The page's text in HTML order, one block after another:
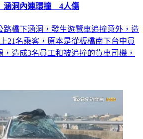
涵洞內連環撞 4人傷
路橋下涵洞，發生遊覽車追撞意外，造
21名乘客，原本是從板橋南下台中員
造成3名員工和被追撞的貨車司機，